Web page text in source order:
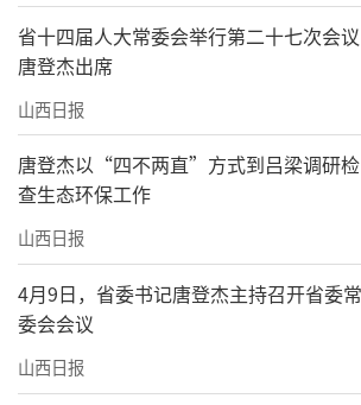
行车道建成投用；空气质量综合
入“4.0+”时代，不断刷新历史
选国家碳达峰试点城市、中国气
国家再生水利用重点城市和“
试点，“三山环抱、一水中分，
湖点睛”的山水画卷重焕新颜。
如今的太原，绿带环绕、森
公园数量居全国前列，蓝天白云
民的获得感、幸福感、安全感
省十四届人大常委会举行第二十七次会议
唐登杰出席
山西日报
唐登杰以“四不两直”方式到吕梁调研检
查生态环保工作
山西日报
4月9日，省委书记唐登杰主持召开省委常
委会会议
山西日报